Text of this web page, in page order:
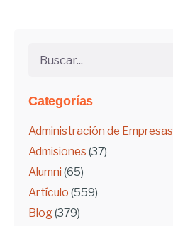
Categorías
Administración de Empresas
Admisiones (37)
Alumni (65)
Artículo (559)
Blog(379)